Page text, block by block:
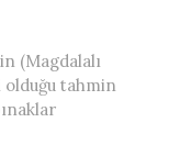
(Magdalalı
tahmin